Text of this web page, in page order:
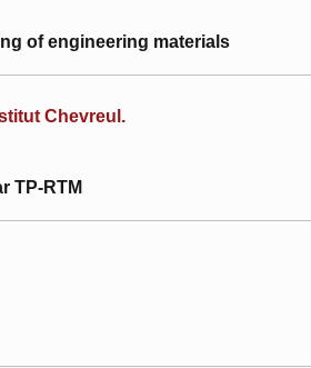
of engineering materials
Chevreul.
TP-RTM